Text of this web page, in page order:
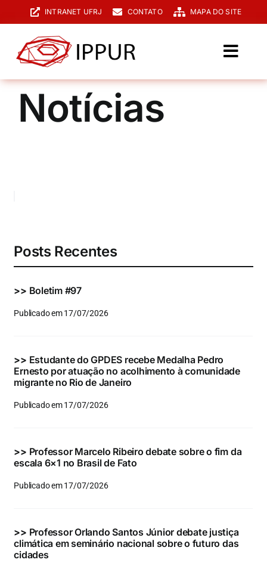
para
conteúdo
INTRANET UFRJ CONTATO MAPA DO SITE
O IPPUR
Graduação
Eventos e Certificados
para:
Notícias
Posts Recentes
>> Boletim #97
Publicado em 17/07/2026
>> Estudante do GPDES recebe Medalha Pedro
Ernesto por atuação no acolhimento à comunidade
migrante no Rio de Janeiro
Publicado em 17/07/2026
>> Professor Marcelo Ribeiro debate sobre o fim da
escala 6×1 no Brasil de Fato
Publicado em 17/07/2026
>> Professor Orlando Santos Júnior debate justiça
climática em seminário nacional sobre o futuro das
cidades